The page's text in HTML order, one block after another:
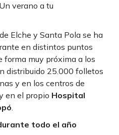
Elche y Santa Pola se ha
en distintos puntos
forma muy próxima a los
distribuido 25.000 folletos
y en los centros de
en el propio Hospital
todo el año